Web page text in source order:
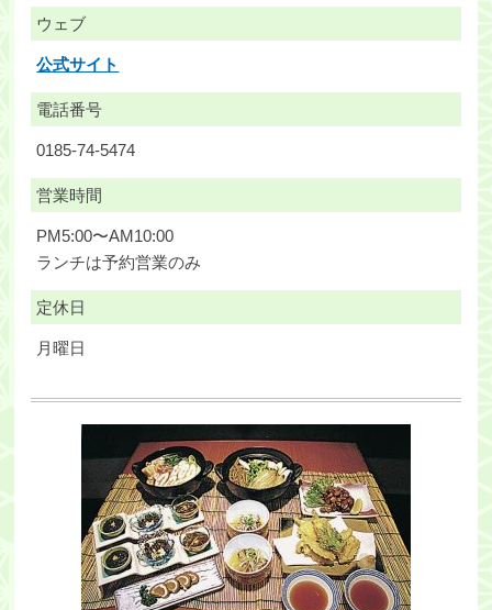
ウェブ
公式サイト
電話番号
0185-74-5474
営業時間
PM5:00〜AM10:00
ランチは予約営業のみ
定休日
月曜日